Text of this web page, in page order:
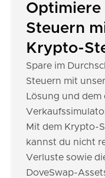
Optimiere
Steuern
Krypto-
Spare im
Steuern mit
Lösung und dem
Mit dem Krypto-
kannst du nicht
Verluste sowie
DoveSwap-